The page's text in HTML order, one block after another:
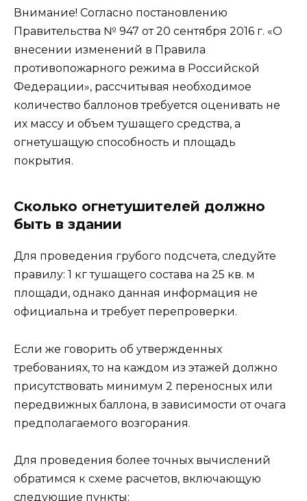
Внимание! Согласно постановлению
Правительства № 947 от 20 сентября 2016 г. «О
внесении изменений в Правила
противопожарного режима в Российской
Федерации», рассчитывая необходимое
количество баллонов требуется оценивать не
их массу и объем тушащего средства, а
огнетушащую способность и площадь
покрытия.
Сколько огнетушителей должно
быть в здании
Для проведения грубого подсчета, следуйте
правилу: 1 кг тушащего состава на 25 кв. м
площади, однако данная информация не
официальна и требует перепроверки.
Если же говорить об утвержденных
требованиях, то на каждом из этажей должно
присутствовать минимум 2 переносных или
передвижных баллона, в зависимости от очага
предполагаемого возгорания.
Для проведения более точных вычислений
обратимся к схеме расчетов, включающую
следующие пункты: